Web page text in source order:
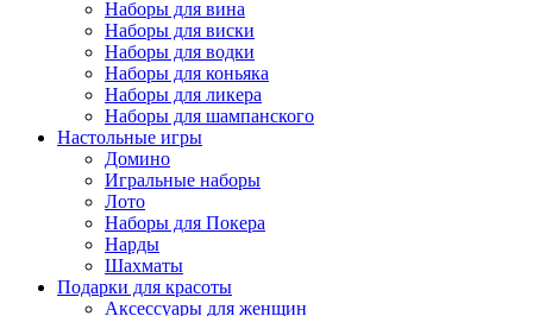
Наборы для вина
Наборы для виски
Наборы для водки
Наборы для коньяка
Наборы для ликера
Наборы для шампанского
Настольные игры
Домино
Игральные наборы
Лото
Наборы для Покера
Нарды
Шахматы
Подарки для красоты
Аксессуары для женщин